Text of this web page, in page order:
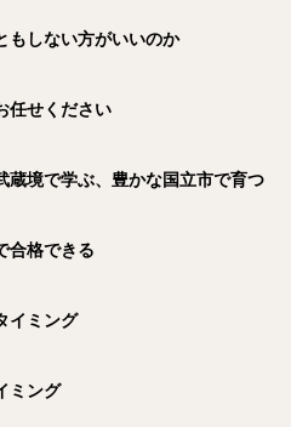
もしない方がいいのか
任せください
蔵境で学ぶ、豊かな国立市で育つ
合格できる
イミング
ミング